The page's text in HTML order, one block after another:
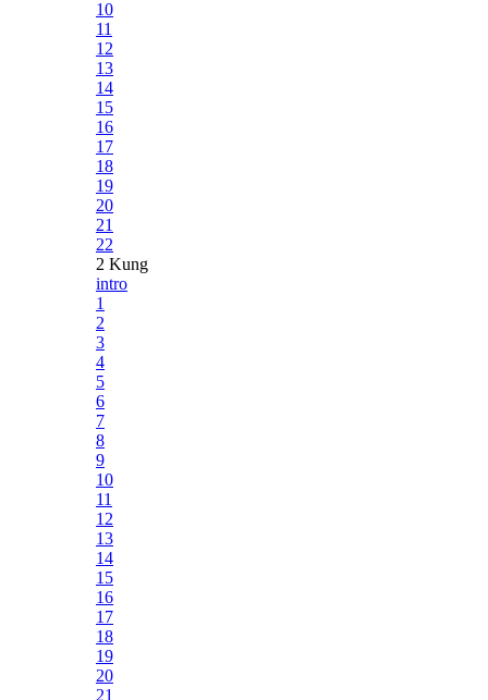
10
11
12
13
14
15
16
17
18
19
20
21
22
2 Kung
intro
1
2
3
4
5
6
7
8
9
10
11
12
13
14
15
16
17
18
19
20
21